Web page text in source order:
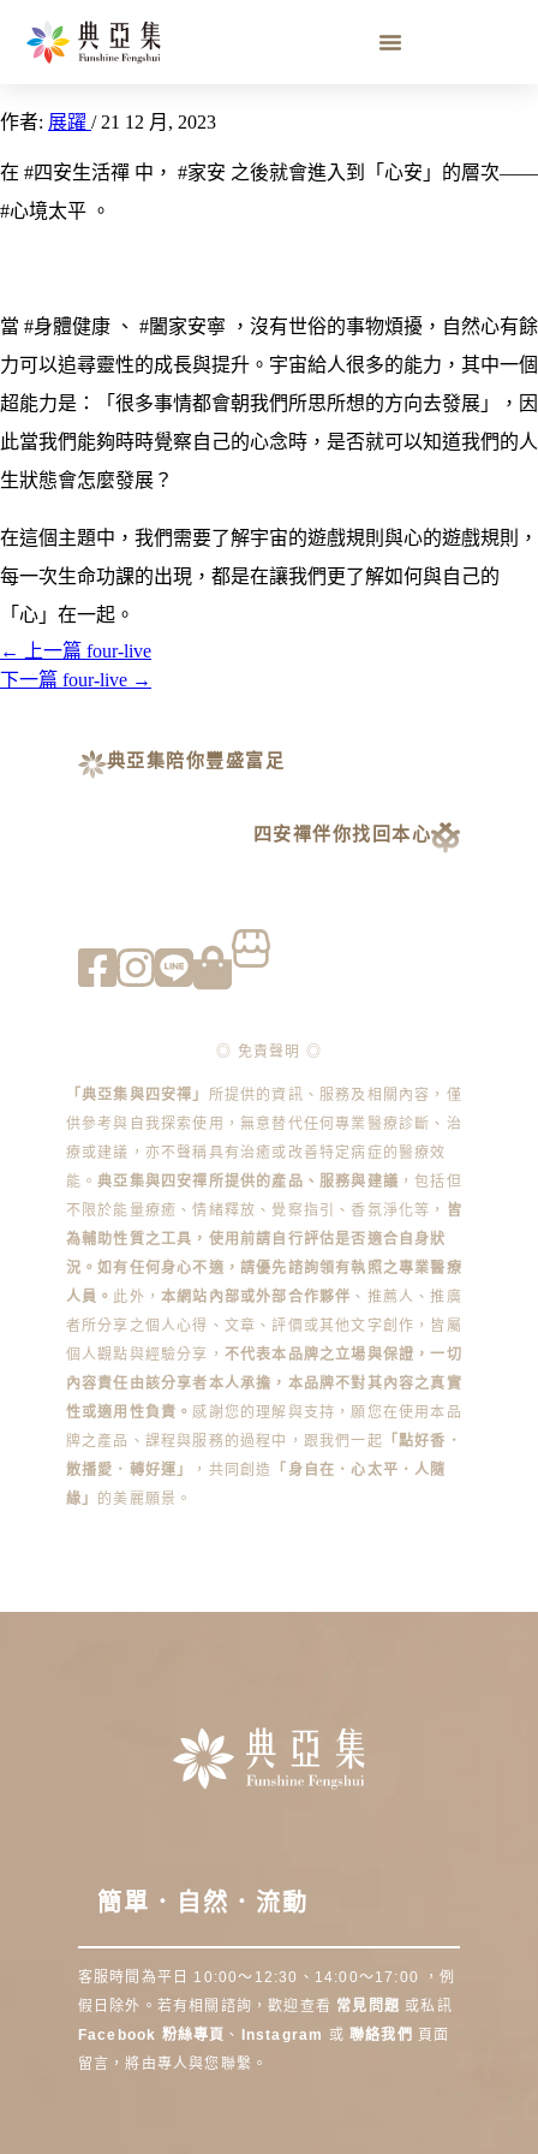
心安
作者: 展躍 / 21 12 月, 2023
在 #四安生活禪 中， #家安 之後就會進入到「心安」的層次——
#心境太平 。
當 #身體健康 、 #闔家安寧 ，沒有世俗的事物煩擾，自然心有餘
力可以追尋靈性的成長與提升。宇宙給人很多的能力，其中一個
超能力是：「很多事情都會朝我們所思所想的方向去發展」，因
此當我們能夠時時覺察自己的心念時，是否就可以知道我們的人
生狀態會怎麼發展？
在這個主題中，我們需要了解宇宙的遊戲規則與心的遊戲規則，
每一次生命功課的出現，都是在讓我們更了解如何與自己的
「心」在一起。
←
上一篇 four-live
下一篇 four-live →
典亞集陪你豐盛富足
四安禪伴你找回本心
◎ 免責聲明 ◎
「典亞集與四安禪」
所提供的資訊、服務及相關內容，僅
供參考與自我探索使用，無意替代任何專業醫療診斷、治
療或建議，亦不聲稱具有治癒或改善特定病症的醫療效
能。典亞集與四安禪所提供的產品、服務與建議 ，包括但
不限於能量療癒、情緒釋放、覺察指引、香氛淨化等， 皆
為輔助性質之工具，使用前請自行評估是否適合自身狀
況。如有任何身心不適，請優先諮詢領有執照之專業醫療
人員。 此外，本網站內部或外部合作夥伴 、推薦人、推廣
者所分享之個人心得、文章、評價或其他文字創作，皆屬
個人觀點與經驗分享， 不代表本品牌之立場與保證，一切
內容責任由該分享者本人承擔，本品牌不對其內容之真實
性或適用性負責。 感謝您的理解與支持，願您在使用本品
牌之產品、課程與服務的過程中，跟我們一起 「點好香．
散播愛．轉好運」
，共同創造
「身自在．心太平．人隨
緣」 的美麗願景。
簡單．自然．流動
客服時間為平日 10:00～12:30、14:00～17:00 ，例
假日除外。若有相關諮詢，歡迎查看 常見問題 或私訊
Facebook 粉絲專頁 、 Instagram 或聯絡我們
頁面
留言，將由專人與您聯繫。